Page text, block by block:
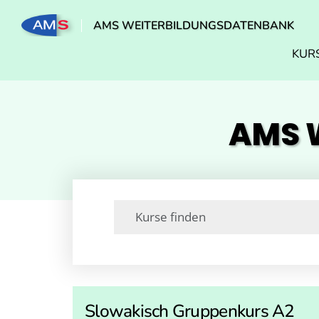
AMS WEITERBILDUNGSDATENBANK
AMS
Slowakisch Gruppenkurs A2